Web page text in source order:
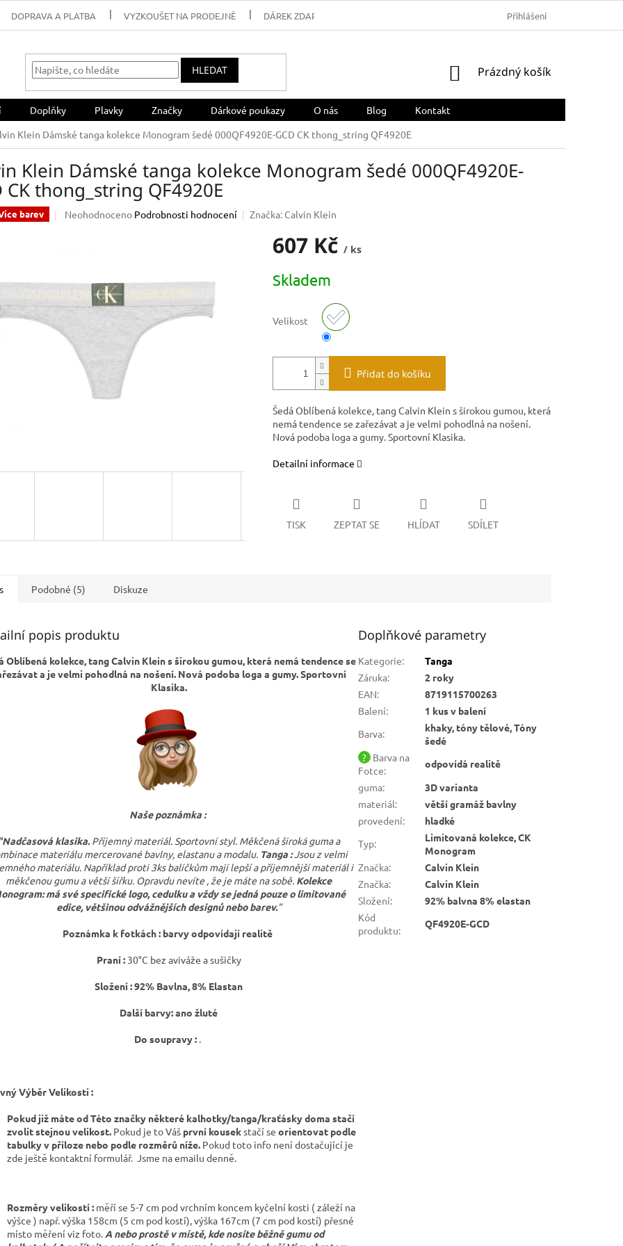
DOPRAVA A PLATBA VYZKOUŠET NA PRODEJNĚ DÁREK ZDARMA REKLAMACE A VRÁCENÍ ZBOŽÍ
Přihlášení
HLEDAT
NÁKUPNÍ
Prázdný košík
Doplňky Plavky Značky Dárkové poukazy O nás Blog
Kontakt
Klein Dámské tanga kolekce Monogram šedé 000QF4920E-GCD CK thong_string QF4920E
Klein Dámské tanga kolekce Monogram šedé 000QF4920E-
CK thong_string QF4920E
barev
Průměrné
hvězdiček.
Neohodnoceno Podrobnosti hodnocení Značka: Calvin Klein
607 Kč / ks
cena:
Skladem
Velikost
Přidat do košíku
Šedá Oblíbená kolekce, tang Calvin Klein s širokou gumou, která
nemá tendence se zařezávat a je velmi pohodlná na nošení.
Nová podoba loga a gumy. Sportovní Klasika.
Detailní informace
TISK ZEPTAT SE HLÍDAT SDÍLET
Podobné (5) Diskuze
popis produktu
Oblíbená kolekce, tang Calvin Klein s širokou gumou, která nemá tendence se
a je velmi pohodlná na nošení. Nová podoba loga a gumy. Sportovní
Klasika.
Naše poznámka :
Nadčasová klasika.Příjemný materiál. Sportovní styl. Měkčená široká guma a
materiálu mercerované bavlny, elastanu a modalu. Tanga :Jsou z velmi
materiálu. Například proti 3ks balíčkům mají lepší a příjemnější materiál i
měkčenou gumu a větší šířku. Opravdu nevíte , že je máte na sobě. Kolekce
má své specifické logo, cedulku a vždy se jedná pouze o limitované
edice, většinou odvážnějších designů nebo barev."
Poznámka k fotkách : barvy odpovídají realitě
Praní :30°C bez aviváže a sušičky
Složení : 92% Bavlna, 8% Elastan
Další barvy: ano žluté
Do soupravy : .
Výběr Velikosti :
Pokud již máte od Této značky některé kalhotky/tanga/kraťásky doma stačí
zvolit stejnou velikost. Pokud je to Váš první kousekstačí se orientovat podle
tabulky v příloze nebo podle rozměrů níže. Pokud toto info není dostačující je
zde ještě kontaktní formulář. Jsme na emailu denně.
Rozměry velikostí : měří se 5-7 cm pod vrchním koncem kyčelní kosti ( záleží na
výšce ) např. výška 158cm (5 cm pod kostí), výška 167cm (7 cm pod kostí) přesné
místo měření viz foto. A nebo prostě v místě, kde nosíte běžně gumu od
Doplňkové parametry
Kategorie:
Tanga
Záruka:
2 roky
EAN:
8719115700263
Balení:
1 kus v balení
Barva:
khaky, tóny tělové, Tóny
šedé
? Barva na
Fotce:
odpovídá realitě
guma:
3D varianta
materiál:
větší gramáž bavlny
provedení:
hladké
Typ:
Limitovaná kolekce, CK
Monogram
Značka:
Calvin Klein
Značka:
Calvin Klein
Složení:
92% balvna 8% elastan
Kód
produktu:
QF4920E-GCD